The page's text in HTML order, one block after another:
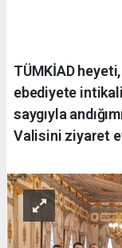
TÜMKİAD
ebediyete
saygıyla
Valisini ziyaret